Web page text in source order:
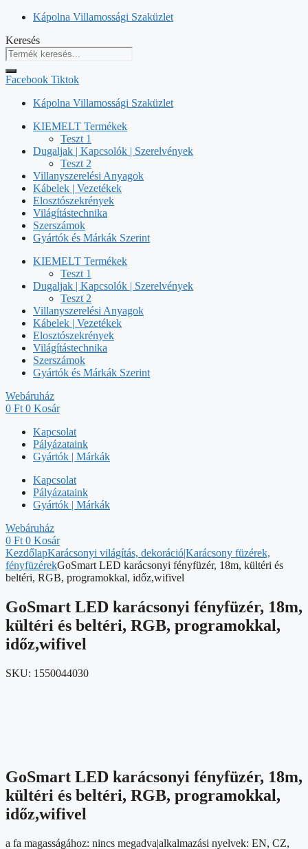
Kilépés
tartalomba
Kápolna Villamossági Szaküzlet
Keresés
Facebook Tiktok
Kápolna Villamossági Szaküzlet
KIEMELT Termékek
Teszt 1
Dugaljak | Kapcsolók | Szerelvények
Teszt 2
Villanyszerelési Anyagok
Kábelek | Vezetékek
Elosztószekrények
Világítástechnika
Szerszámok
Gyártók és Márkák Szerint
KIEMELT Termékek
Teszt 1
Dugaljak | Kapcsolók | Szerelvények
Teszt 2
Villanyszerelési Anyagok
Kábelek | Vezetékek
Elosztószekrények
Világítástechnika
Szerszámok
Gyártók és Márkák Szerint
Webáruház
0 Ft 0 Kosár
Kapcsolat
Pályázataink
Gyártók | Márkák
Kapcsolat
Pályázataink
Gyártók | Márkák
Webáruház
0 Ft 0 Kosár
KezdőlapKarácsonyi világítás, dekoráció|Karácsony füzérek,
fényfüzérekGoSmart LED karácsonyi fényfüzér, 18m, kültéri és
beltéri, RGB, programokkal, időz,wifivel
GoSmart LED karácsonyi fényfüzér, 18m,
kültéri és beltéri, RGB, programokkal,
időz,wifivel
SKU: 1550044030
GoSmart LED karácsonyi fényfüzér, 18m,
kültéri és beltéri, RGB, programokkal,
időz,wifivel
a fa magasságához: nincs megadva|alkalmazási nyelvek: EN, CZ,